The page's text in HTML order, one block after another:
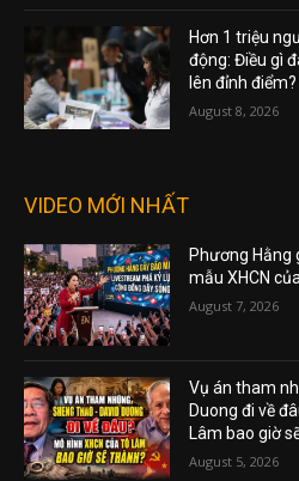
Hơn 1 triệu
động: Điều gì
lên đỉnh điểm?
August 8, 2026
VIDEO MỚI NHẤT
Phương Hằng
mẫu XHCN
August 7, 2026
Vụ án tham
Duong đi về
Lâm bao giờ
August 5, 2026